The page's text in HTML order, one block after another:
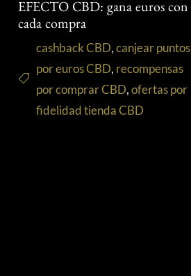
EFECTO CBD: gana euros con
cada compra
cashback CBD,canjear puntos
por euros CBD, recompensas
por comprar CBD,ofertas por
fidelidad tienda CBD